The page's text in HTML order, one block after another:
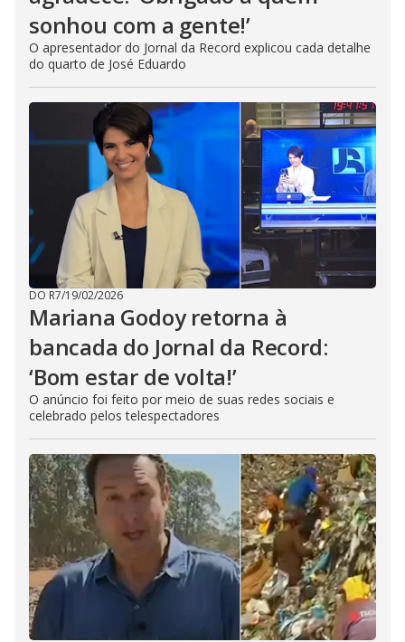
sonhou com a gente!’
O apresentador do Jornal da Record explicou cada detalhe
do quarto de José Eduardo
DO R7/19/02/2026
Mariana Godoy retorna à
bancada do Jornal da Record:
‘Bom estar de volta!’
O anúncio foi feito por meio de suas redes sociais e
celebrado pelos telespectadores